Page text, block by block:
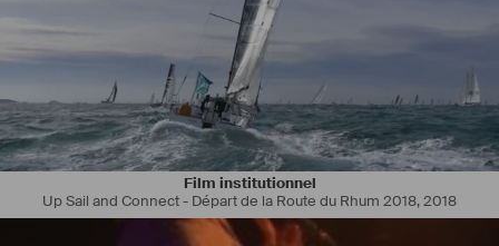
Film institutionnel
Up Sail and Connect - Départ de la Route du Rhum 2018,2018